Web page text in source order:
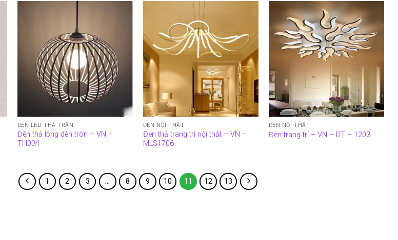
ĐÈN LED THẢ TRẦN
Đèn thả lồng đèn tròn – VN –
TH034
ĐÈN NỘI THẤT
Đèn thả trang trí nội thất – VN –
MLS1706
ĐÈN NỘI THẤT
Đèn trang trí – VN – DT – 1203
1 2 3 … 8 9 10 11 12 13